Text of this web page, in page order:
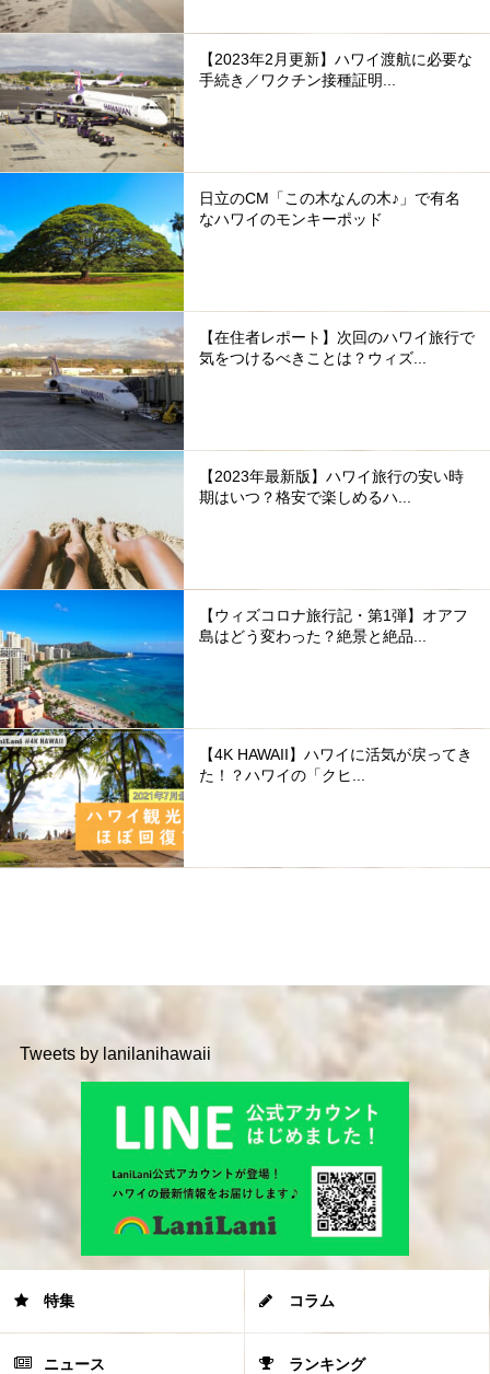
【2023年2月更新】ハワイ渡航に必要な
手続き／ワクチン接種証明...
日立のCM「この木なんの木♪」で有名
なハワイのモンキーポッド
【在住者レポート】次回のハワイ旅行で
気をつけるべきことは？ウィズ...
【2023年最新版】ハワイ旅行の安い時
期はいつ？格安で楽しめるハ...
【ウィズコロナ旅行記・第1弾】オアフ
島はどう変わった？絶景と絶品...
【4K HAWAII】ハワイに活気が戻ってき
た！？ハワイの「クヒ...
Tweets by lanilanihawaii
特集 コラム
ニュース ランキング